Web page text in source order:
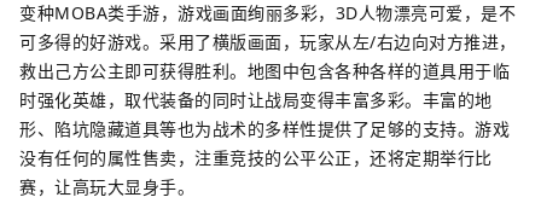
变种MOBA类手游，游戏画面绚丽多彩，3D人物漂亮可爱，是不
可多得的好游戏。采用了横版画面，玩家从左/右边向对方推进，
救出己方公主即可获得胜利。地图中包含各种各样的道具用于临
时强化英雄，取代装备的同时让战局变得丰富多彩。丰富的地
形、陷坑隐藏道具等也为战术的多样性提供了足够的支持。游戏
没有任何的属性售卖，注重竞技的公平公正，还将定期举行比
赛，让高玩大显身手。